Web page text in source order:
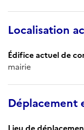
Localisation
Édifice actuel de
mairie
Déplacement